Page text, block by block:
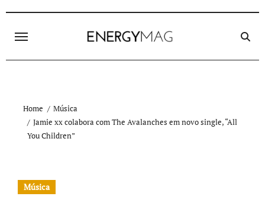
content
Home
Música
Jamie xx colabora com The Avalanches em novo single, “All
You Children”
Música